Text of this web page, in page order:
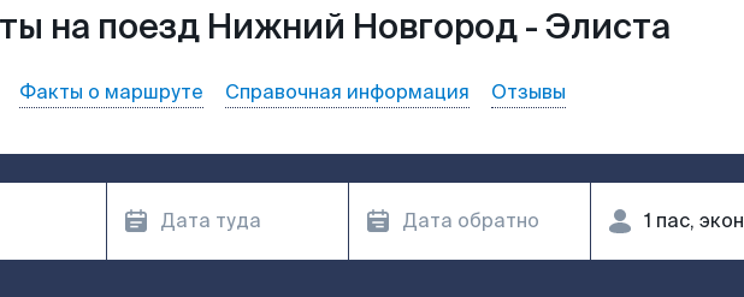
на поезд Нижний Новгород - Элиста
Факты о маршруте Справочная информация Отзывы